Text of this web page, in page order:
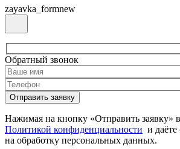
zayavka_formnew
Обратный звонок
Нажимая на кнопку «Отправить заявку»
Политикой конфиденциальности и даёте
на обработку персональных данных.